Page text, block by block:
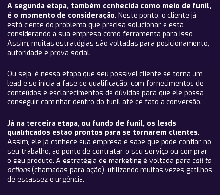
A segunda etapa, também conhecida como meio de funil,
é o momento de consideração. Neste ponto, o cliente já
está ciente do problema que precisa solucionar e está
considerando a sua empresa como ferramenta para isso.
Assim, muitas estratégias são voltadas para posicionamento,
autoridade e prova social.
Ou seja, é nessa etapa que seu possível cliente se torna um
lead e se inicia a fase de qualificação, com fornecimentos de
conteúdos e esclarecimentos de dúvidas para que ele possa
conseguir caminhar dentro do funil até de fato a conversão.
Já na terceira etapa, ou fundo de funil, os leads
qualificados estão prontos para se tornarem clientes.
Assim, ele já conhece sua empresa e sabe que pode confiar no
seu trabalho, ao ponto de contratar o seu serviço ou comprar
o seu produto. A estratégia de marketing é voltada para call to
actions(chamadas para ação), utilizando muitas vezes gatilhos
de escassez e urgência.